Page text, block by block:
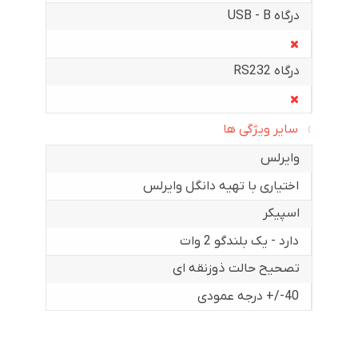
درگاه USB - B
درگاه RS232
سایر ویژگی ها
وایرلس
اختیاری با تهیه دانگل وایرلس
اسپیکر
دارد - یک بلندگو 2 وات
تصحیح حالت ذوزنقه ای
40-/+ درجه عمودی